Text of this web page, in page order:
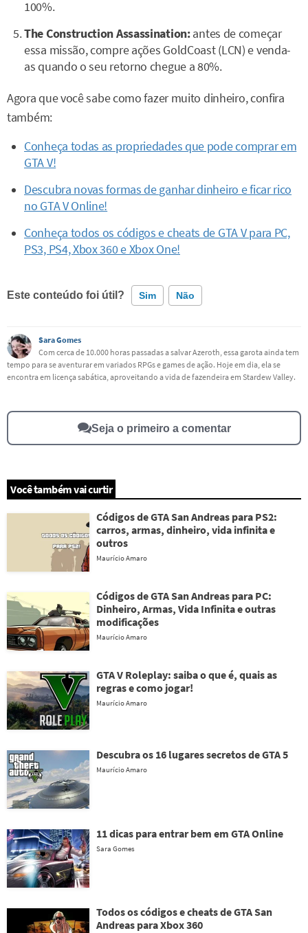
100%.
The Construction Assassination:antes de começar
essa missão, compre ações GoldCoast (LCN) e venda-
as quando o seu retorno chegue a 80%.
Agora que você sabe como fazer muito dinheiro, confira
também:
Conheça todas as propriedades que pode comprar em
GTA V!
Descubra novas formas de ganhar dinheiro e ficar rico
no GTA V Online!
Conheça todos os códigos e cheats de GTA V para PC,
PS3, PS4, Xbox 360 e Xbox One!
Este conteúdo foi útil? Sim Não
Este conteúdo contém informação incorreta
Este conteúdo não tem a informação que procuro
Sara Gomes
Com cerca de 10.000 horas passadas a salvar Azeroth, essa garota ainda tem
tempo para se aventurar em variados RPGs e games de ação. Hoje em dia, ela se
encontra em licença sabática, aproveitando a vida de fazendeira em Stardew Valley.
Seja o primeiro a comentar
Você também vai curtir
Códigos de GTA San Andreas para PS2:
carros, armas, dinheiro, vida infinita e
outros
Maurício Amaro
Códigos de GTA San Andreas para PC:
Dinheiro, Armas, Vida Infinita e outras
modificações
Maurício Amaro
GTA V Roleplay: saiba o que é, quais as
regras e como jogar!
Maurício Amaro
Descubra os 16 lugares secretos de GTA 5
Maurício Amaro
11 dicas para entrar bem em GTA Online
Sara Gomes
Todos os códigos e cheats de GTA San
Andreas para Xbox 360